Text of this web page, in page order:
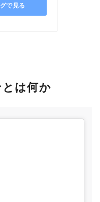
で見る
は何か